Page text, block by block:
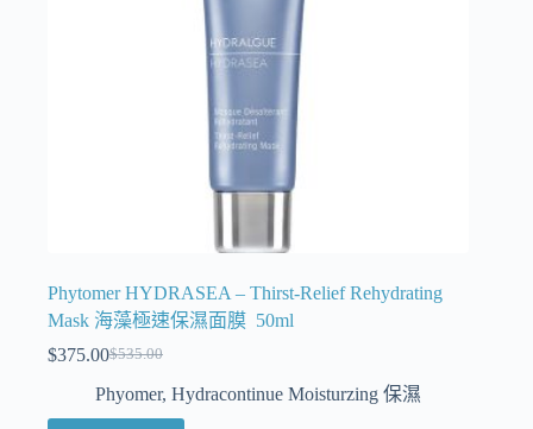
Phytomer HYDRASEA – Thirst-Relief Rehydrating
Mask 海藻極速保濕面膜 50ml
$535.00
$375.00
Phyomer, Hydracontinue Moisturzing 保濕